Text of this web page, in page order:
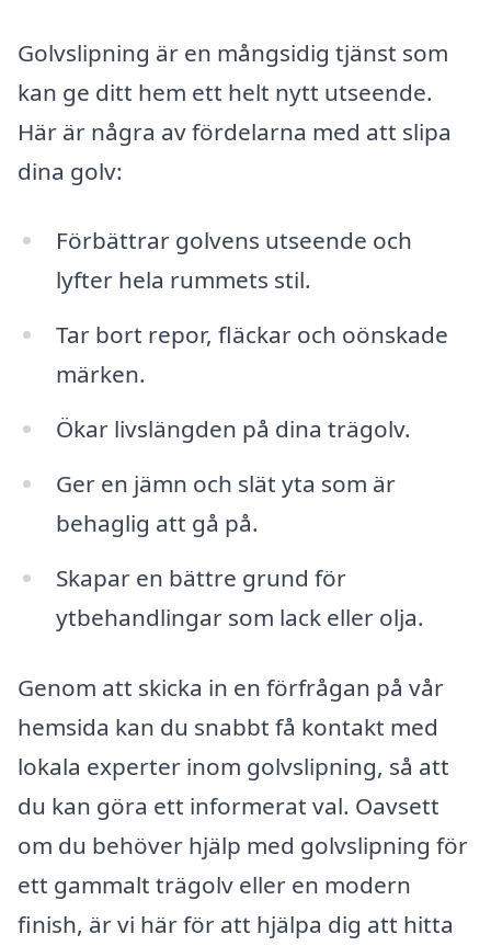
Golvslipning är en mångsidig tjänst som
kan ge ditt hem ett helt nytt utseende.
Här är några av fördelarna med att slipa
dina golv:
Förbättrar golvens utseende och
lyfter hela rummets stil.
Tar bort repor, fläckar och oönskade
märken.
Ökar livslängden på dina trägolv.
Ger en jämn och slät yta som är
behaglig att gå på.
Skapar en bättre grund för
ytbehandlingar som lack eller olja.
Genom att skicka in en förfrågan på vår
hemsida kan du snabbt få kontakt med
lokala experter inom golvslipning, så att
du kan göra ett informerat val. Oavsett
om du behöver hjälp med golvslipning för
ett gammalt trägolv eller en modern
finish, är vi här för att hjälpa dig att hitta